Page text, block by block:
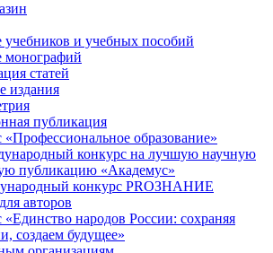
учебников и учебных пособий
монографий
статей
издания
публикация
«Профессиональное образование»
конкурс на лучшую научную
публикацию «Академус»
конкурс PROЗНАНИЕ
авторов
«Единство народов России: сохраняя
создаем будущее»